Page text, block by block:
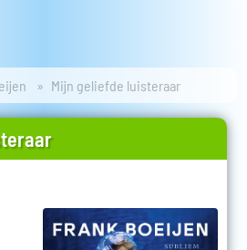
Mijn geliefde luisteraar